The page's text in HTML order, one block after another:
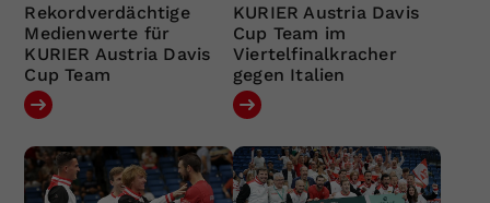
Rekordverdächtige
Medienwerte für
KURIER Austria Davis
Cup Team
KURIER Austria Davis
Cup Team im
Viertelfinalkracher
gegen Italien